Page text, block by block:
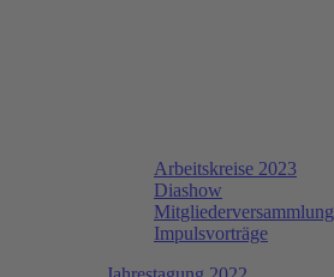
Arbeitskreise 2023
Diashow
Mitgliederversammlung
Impulsvorträge